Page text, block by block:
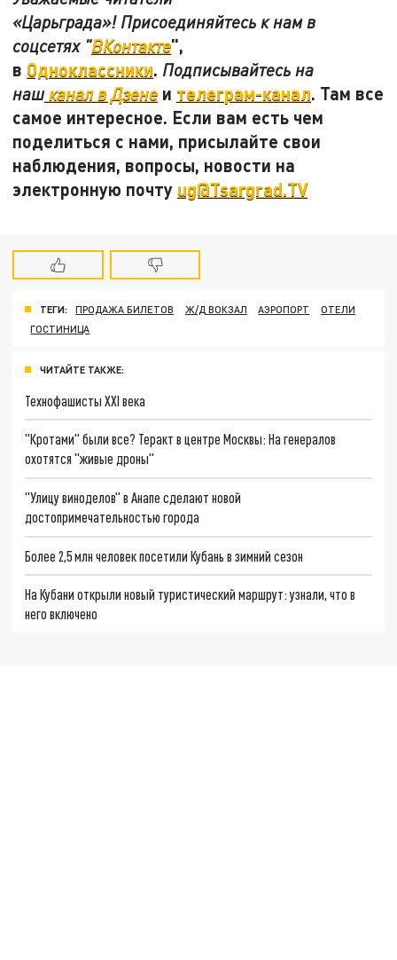
«Царьграда»! Присоединяйтесь к нам в
соцсетях "ВКонтакте",
в Одноклассники. Подписывайтесь на
наш канал в Дзене и телеграм-канал. Там все
самое интересное. Если вам есть чем
поделиться с нами, присылайте свои
наблюдения, вопросы, новости на
электронную почту ug@Tsargrad.TV
ТЕГИ: ПРОДАЖА БИЛЕТОВ Ж/Д ВОКЗАЛ АЭРОПОРТ
ОТЕЛИ
ГОСТИНИЦА
ЧИТАЙТЕ ТАКЖЕ:
Технофашисты XXI века
"Кротами" были все? Теракт в центре Москвы: На генералов
охотятся "живые дроны"
"Улицу виноделов" в Анапе сделают новой
достопримечательностью города
Более 2,5 млн человек посетили Кубань в зимний сезон
На Кубани открыли новый туристический маршрут: узнали, что в
него включено